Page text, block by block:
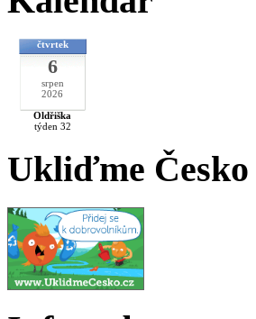
čtvrtek
6
srpen
2026
Oldřiška
týden 32
Ukliďme Česko